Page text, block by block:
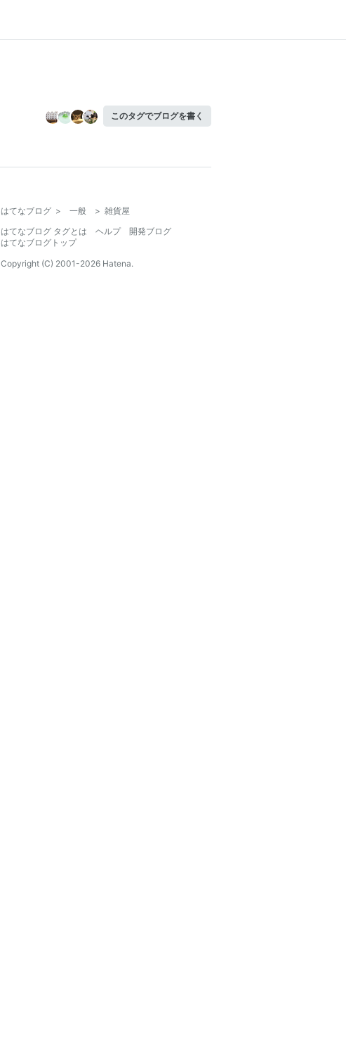
このタグでブログを書く
はてなブログ > 一般 > 雑貨屋
はてなブログ タグとは
ヘルプ
開発ブログ
はてなブログトップ
Copyright (C) 2001-2026 Hatena.